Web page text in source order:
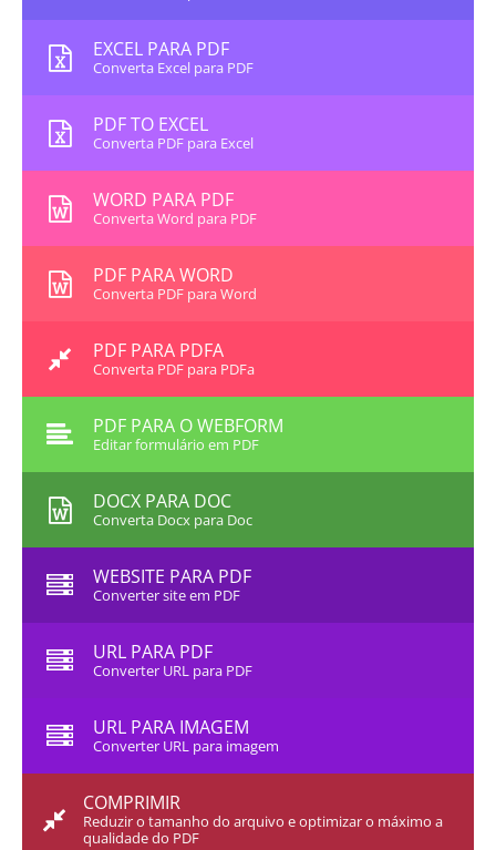
EXCEL PARA PDF
Converta Excel para PDF
PDF TO EXCEL
Converta PDF para Excel
WORD PARA PDF
Converta Word para PDF
PDF PARA WORD
Converta PDF para Word
PDF PARA PDFA
Converta PDF para PDFa
PDF PARA O WEBFORM
Editar formulário em PDF
DOCX PARA DOC
Converta Docx para Doc
WEBSITE PARA PDF
Converter site em PDF
URL PARA PDF
Converter URL para PDF
URL PARA IMAGEM
Converter URL para imagem
COMPRIMIR
Reduzir o tamanho do arquivo e optimizar o máximo a
qualidade do PDF